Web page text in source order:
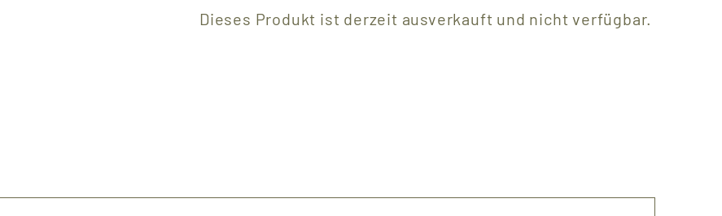
Dieses Produkt ist derzeit ausverkauft und nicht verfügbar.